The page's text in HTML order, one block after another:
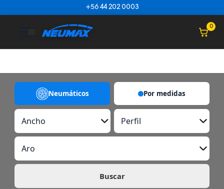
+56 44 202 0003
☰ 0
Neumáticos Por medidas
A
c
o
P
r
i
l
A
o
Buscar